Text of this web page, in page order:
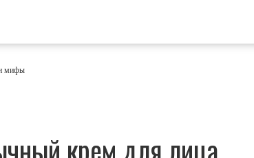
и мифы
крем для лица